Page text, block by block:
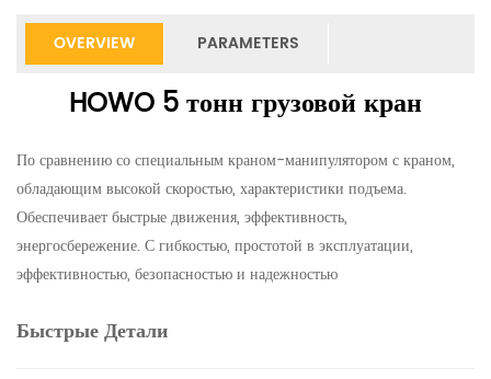
OVERVIEW PARAMETERS
HOWO 5 тонн грузовой кран
По сравнению со специальным краном-манипулятором с краном,
обладающим высокой скоростью, характеристики подъема.
Обеспечивает быстрые движения, эффективность,
энергосбережение. С гибкостью, простотой в эксплуатации,
эффективностью, безопасностью и надежностью
Быстрые Детали